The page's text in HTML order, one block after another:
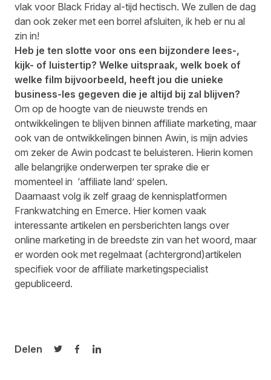
vlak voor Black Friday al-tijd hectisch. We zullen de dag
dan ook zeker met een borrel afsluiten, ik heb er nu al
zin in!
Heb je ten slotte voor ons een bijzondere lees-,
kijk- of luistertip? Welke uitspraak, welk boek of
welke film bijvoorbeeld, heeft jou die unieke
business-les gegeven die je altijd bij zal blijven?
Om op de hoogte van de nieuwste trends en
ontwikkelingen te blijven binnen affiliate marketing, maar
ook van de ontwikkelingen binnen Awin, is mijn advies
om zeker de Awin podcast te beluisteren. Hierin komen
alle belangrijke onderwerpen ter sprake die er
momenteel in ‘affiliate land’ spelen.
Daarnaast volg ik zelf graag de kennisplatformen
Frankwatching en Emerce. Hier komen vaak
interessante artikelen en persberichten langs over
online marketing in de breedste zin van het woord, maar
er worden ook met regelmaat (achtergrond)artikelen
specifiek voor de affiliate marketingspecialist
gepubliceerd.
Delen
Delen op Twitter
Delen op Facebook
Delen op LinkedIn